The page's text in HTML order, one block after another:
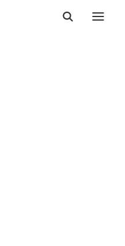
2023, LE
DEVRAIT